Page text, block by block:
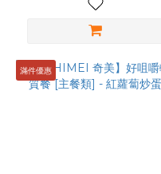
滿件優惠